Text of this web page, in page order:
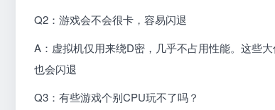
Q2：游戏会不会很卡，容易闪退
A：虚拟机仅用来绕D密，几乎不占用性能。这些
也会闪退
Q3：有些游戏个别CPU玩不了吗？